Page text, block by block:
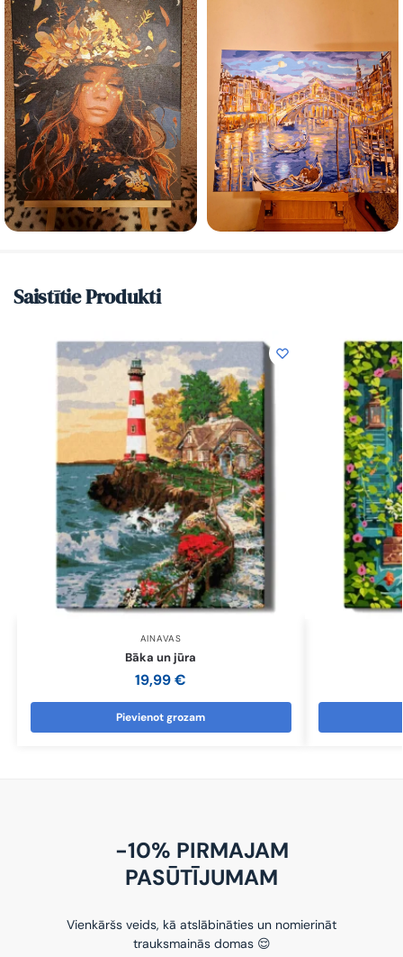
Saistītie Produkti
AINAVAS
Bāka un jūra
19,99€
Pievienot grozam
-10% PIRMAJAM
PASŪTĪJUMAM
Vienkāršs veids, kā atslābināties un nomierināt
trauksmainās domas 😌